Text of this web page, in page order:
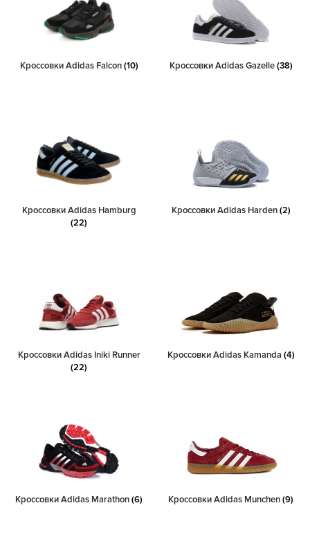
Кроссовки Adidas Falcon(10) Кроссовки Adidas Gazelle(38)
Кроссовки Adidas Hamburg
(22)
Кроссовки Adidas Harden(2)
Кроссовки Adidas Iniki Runner
(22)
Кроссовки Adidas Kamanda (4)
Кроссовки Adidas Marathon(6) Кроссовки Adidas Munchen(9)